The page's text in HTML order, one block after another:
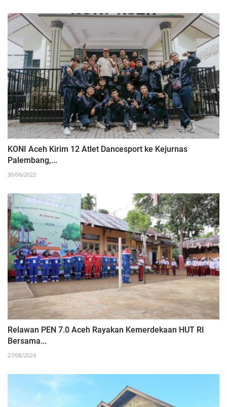
KONI Aceh Kirim 12 Atlet Dancesport ke Kejurnas
Palembang,...
30/06/2022
Relawan PEN 7.0 Aceh Rayakan Kemerdekaan HUT RI
Bersama...
27/08/2024